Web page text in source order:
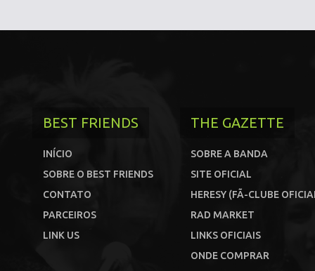
BEST FRIENDS
INÍCIO
SOBRE O BEST FRIENDS
CONTATO
PARCEIROS
LINK US
THE GAZETTE
SOBRE A BANDA
SITE OFICIAL
HERESY (FÃ-CLUBE
RAD MARKET
LINKS OFICIAIS
ONDE COMPRAR